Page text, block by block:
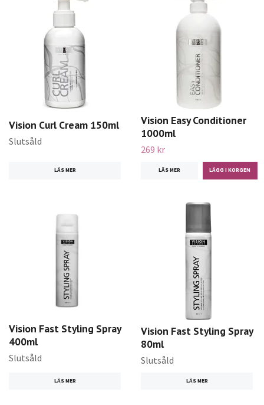
Vision Curl Cream 150ml
Slutsåld
LÄS MER
Vision Easy Conditioner
1000ml
269 kr
LÄS MER
Vision Fast Styling Spray
400ml
Slutsåld
LÄS MER
Vision Fast Styling Spray
80ml
Slutsåld
LÄS MER